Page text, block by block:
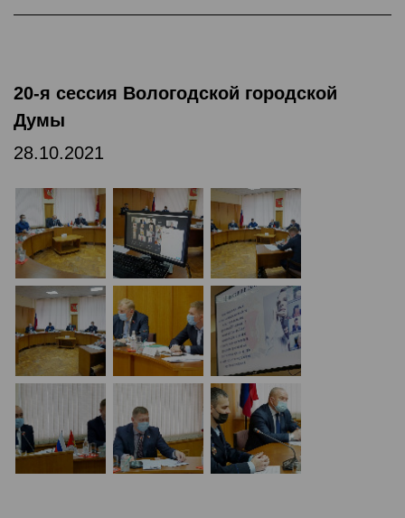
20-я сессия Вологодской городской
Думы
28.10.2021